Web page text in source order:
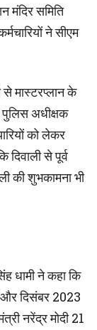
मंदिर समिति
ने सीएम
से मास्टरप्लान के
पुलिस अधीक्षक
को लेकर
दिवाली से पूर्व
की शुभकामना भी
धामी ने कहा कि
और दिसंबर 2023
नरेंद्र मोदी 21